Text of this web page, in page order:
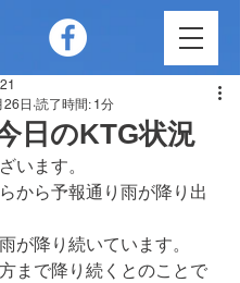
日のKTG状況
日 読了時間: 1分
います。
から予報通り雨が降り出
が降り続いています。
まで降り続くとのことで